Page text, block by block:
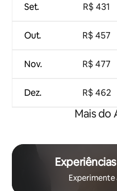
Set.
Out.
Nov.
Dez.
R$ 431
R$ 457
R$ 477
R$ 462
Mais do